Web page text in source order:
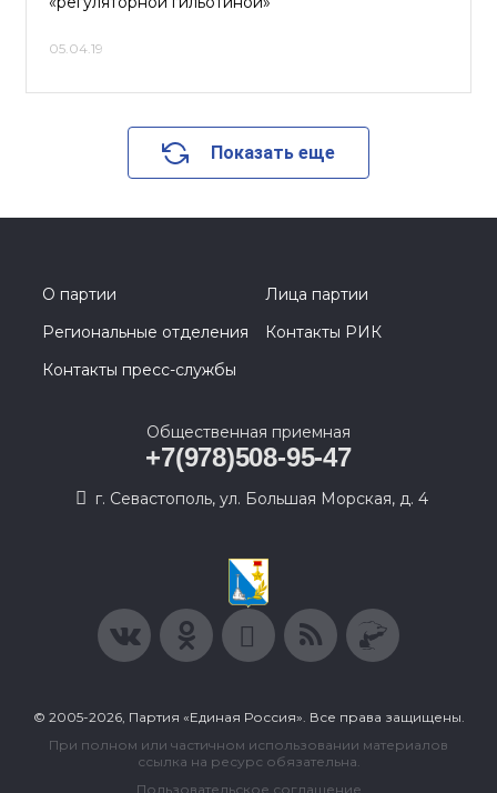
05.04.19
Показать еще
О партии
Лица партии
Региональные отделения
Контакты РИК
Контакты пресс-службы
Общественная приемная
+7(978)508-95-47
г. Севастополь, ул. Большая Морская, д. 4
© 2005-2026, Партия «Единая Россия». Все права защищены.
При полном или частичном использовании материалов
ссылка на ресурс обязательна.
Пользовательское соглашение